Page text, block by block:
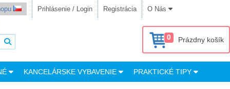
Prihlásenie / Login Registrácia O Nás
0 Prázdny košík
KANCELÁRSKE VYBAVENIE PRAKTICKÉ TIPY